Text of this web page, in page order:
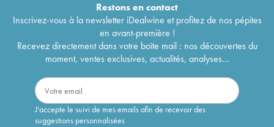
Restons encontact
Inscrivez-vous à la newsletter iDealwine et profitez de nos pépites
en avant-première !
Recevez directement dans votre boîte mail : nos découvertes du
moment, ventes exclusives, actualités, analyses...
J'accepte le suivi de mes emails afin de recevoir des
suggestions personnalisées